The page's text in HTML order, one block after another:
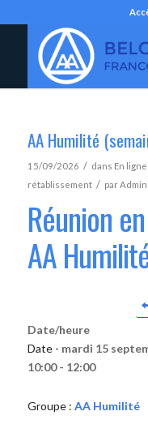
AA Humilité
15/09/2026 / dans En
rétablissement / par
Réunion
AA
Date/heure
Date - mardi 15
10:00 - 12:00
Groupe : AA Humilité